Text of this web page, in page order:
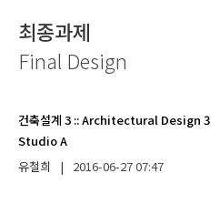
최종과제
Final Design
건축설계 3 ::Architectural Design 3
Studio A
유철희
| 2016-06-2707:47